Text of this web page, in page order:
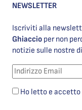
NEWSLETTER
Iscriviti alla
Ghiaccio per non
notizie sulle nostre
Ho letto e